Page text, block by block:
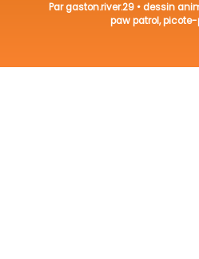
Pargaston.river.29 •dessin
paw patrol,